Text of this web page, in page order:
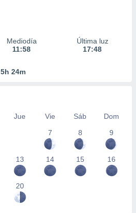
Mediodía
11:58
Última luz
17:48
5h 24m
Jue Vie Sáb
Dom
7
8 9
13 14 15 16
20